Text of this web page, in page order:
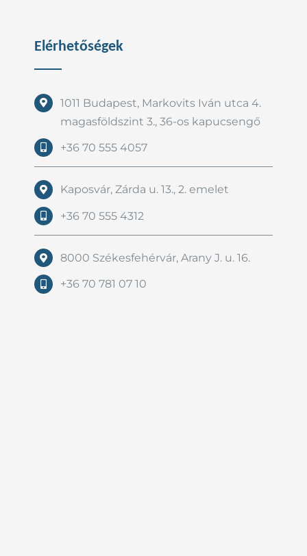
Elérhetőségek
1011 Budapest, Markovits Iván utca 4.
magasföldszint 3., 36-os kapucsengő
+36 70 555 4057
Kaposvár, Zárda u. 13., 2. emelet
+36 70 555 4312
8000 Székesfehérvár, Arany J. u. 16.
+36 70 781 07 10